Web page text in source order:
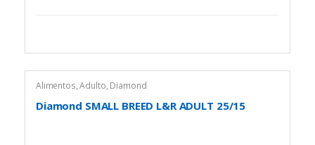
Alimentos,Adulto, Diamond
Diamond SMALL BREED L&R ADULT 25/15